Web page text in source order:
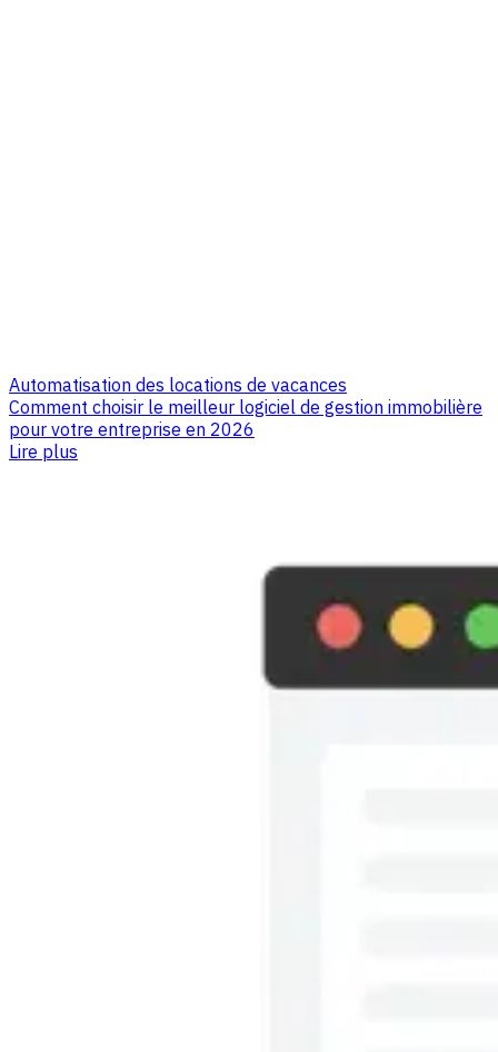
Automatisation des locations de vacances
Comment choisir le meilleur logiciel de gestion immobilière
pour votre entreprise en 2026
Lire plus